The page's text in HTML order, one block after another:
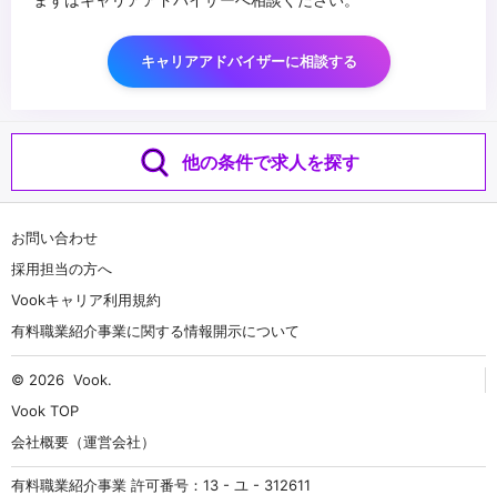
キャリアアドバイザーに相談する
他の条件で求人を探す
お問い合わせ
採用担当の方へ
Vookキャリア利用規約
有料職業紹介事業に関する情報開示について
© 2026 Vook.
Vook TOP
会社概要（運営会社）
有料職業紹介事業 許可番号：13 - ユ - 312611